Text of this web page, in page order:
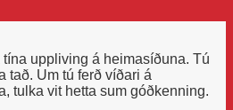
uppliving á heimasíðuna. Tú
tað. Um tú ferð víðari á
tulka vit hetta sum góðkenning.